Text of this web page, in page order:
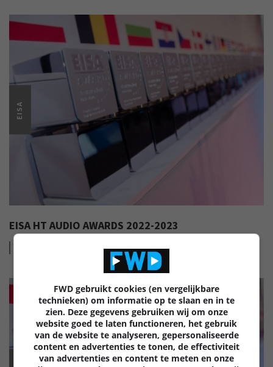
EISA
EISA HT AUDIO AWARDS 2022-2023
FWD gebruikt cookies (en vergelijkbare
technieken) om informatie op te slaan en in te
zien. Deze gegevens gebruiken wij om onze
website goed te laten functioneren, het gebruik
van de website te analyseren, gepersonaliseerde
content en advertenties te tonen, de effectiviteit
van advertenties en content te meten en onze